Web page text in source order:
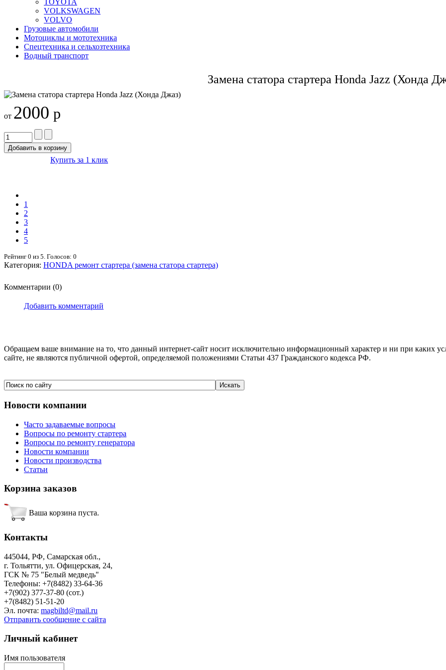
TOYOTA
VOLKSWAGEN
VOLVO
Грузовые автомобили
Мотоциклы и мототехника
Спецтехника и сельхозтехника
Водный транспорт
Замена статора стартера Honda Jazz (Хонда
от 2000 р
Купить за 1 клик
1
2
3
4
5
Рейтинг 0 из 5. Голосов: 0
Категория: HONDA ремонт стартера (замена статора стартера)
Комментарии (0)
Добавить комментарий
Обращаем ваше внимание на то, что данный интернет-сайт носит исключительно информационный характер и ни при каких
сайте, не являются публичной офертой, определяемой положениями Статьи 437 Гражданского кодекса РФ.
Новости компании
Часто задаваемые вопросы
Вопросы по ремонту стартера
Вопросы по ремонту генератора
Новости компании
Новости производства
Статьи
Корзина заказов
Ваша корзина пуста.
Контакты
445044, РФ, Самарская обл.,
г. Тольятти, ул. Офицерская, 24,
ГСК № 75 "Белый медведь"
Телефоны: +7(8482) 33-64-36
+7(902) 377-37-80 (сот.)
+7(8482) 51-51-20
Эл. почта: magbiltd@mail.ru
Отправить сообщение с сайта
Личный кабинет
Имя пользователя